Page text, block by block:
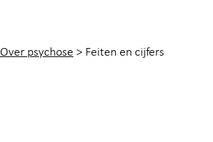
Over psychose > Feiten en cijfers